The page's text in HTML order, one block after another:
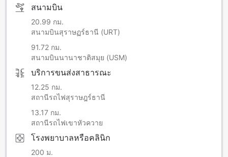
สนามบิน
20.99 กม.
สนามบินสุราษฏร์ธานี (URT)
91.72 กม.
สนามบินนานาชาติสมุย (USM)
บริการขนส่งสาธารณะ
12.25 กม.
สถานีรถไฟสุราษฎร์ธานี
13.17 กม.
สถานีรถไฟเขาหัวควาย
โรงพยาบาลหรือคลินิก
200 ม.